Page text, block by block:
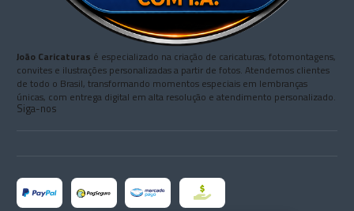
João Caricaturas é especializado na criação de caricaturas, fotomontagens,
convites e ilustrações personalizadas a partir de fotos. Atendemos clientes
de todo o Brasil, transformando momentos especiais em lembranças
únicas, com entrega digital em alta resolução e atendimento personalizado.
Siga-nos